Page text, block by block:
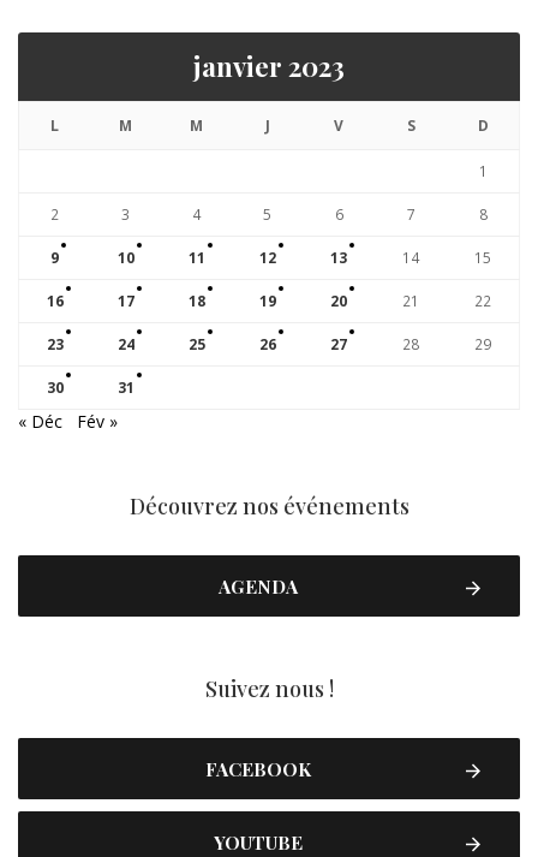
janvier 2023
L M M J V S D
1
2 3 4 5 6 7 8
9 10 11 12 13 14 15
16 17 18 19 20 21 22
23 24 25 26 27 28 29
30 31
« Déc Fév »
Découvrez nos événements
AGENDA
Suivez nous !
FACEBOOK
YOUTUBE